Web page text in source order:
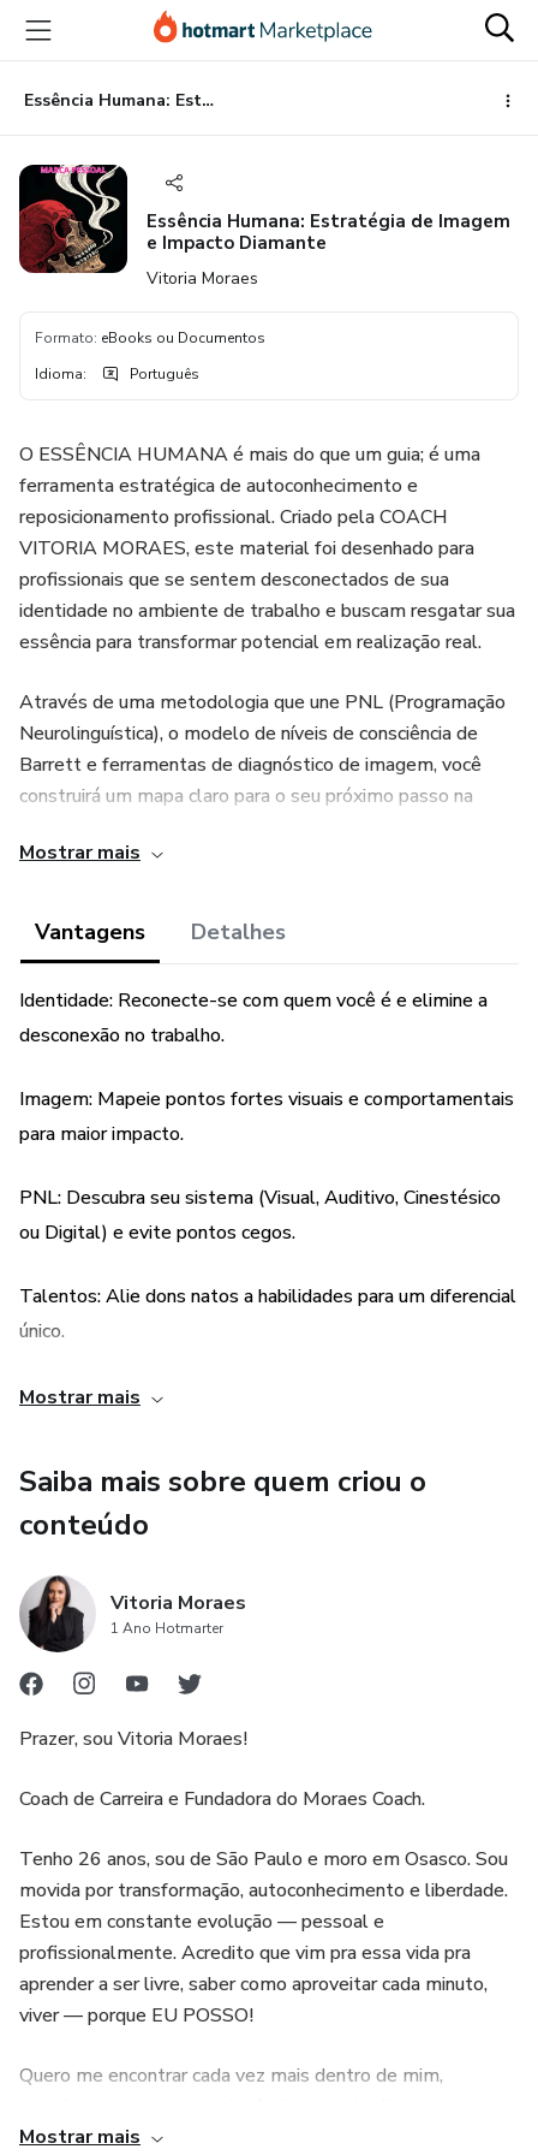
para
conteúdo
principal
para
pagamento
para
rodapé
Essência Humana: Estratégia de Imagem e Impacto Diamante
Essência Humana: Estratégia de Imagem
e Impacto Diamante
Vitoria Moraes
Formato: eBooks ou Documentos
Idioma: Português
O ESSÊNCIA HUMANA é mais do que um guia; é uma
ferramenta estratégica de autoconhecimento e
reposicionamento profissional. Criado pela COACH
VITORIA MORAES, este material foi desenhado para
profissionais que se sentem desconectados de sua
identidade no ambiente de trabalho e buscam resgatar sua
essência para transformar potencial em realização real.
Através de uma metodologia que une PNL (Programação
Neurolinguística), o modelo de níveis de consciência de
Barrett e ferramentas de diagnóstico de imagem, você
construirá um mapa claro para o seu próximo passo na
🔹Mapa de Imagem e Influência: Alinhamento de
🔹Comunicação com PNL: Identificação de sistemas
🔹Mapa de Talentos e Energia: Identificação de diferenciais
🔹Valores de Barrett: Alinhamento de propósito pessoal
Mostrar mais
Vantagens Detalhes
Identidade: Reconecte-se com quem você é e elimine a
desconexão no trabalho.
Imagem: Mapeie pontos fortes visuais e comportamentais
para maior impacto.
PNL: Descubra seu sistema (Visual, Auditivo, Cinestésico
ou Digital) e evite pontos cegos.
Talentos: Alie dons natos a habilidades para um diferencial
único.
Energia: Diagnóstico do que nutre ou drena sua força vital.
propósito.
Mostrar mais
Saiba mais sobre quem criou o
conteúdo
Vitoria Moraes
1 Ano Hotmarter
Prazer, sou Vitoria Moraes!
Coach de Carreira e Fundadora do Moraes Coach.
Tenho 26 anos, sou de São Paulo e moro em Osasco. Sou
movida por transformação, autoconhecimento e liberdade.
Estou em constante evolução — pessoal e
profissionalmente. Acredito que vim pra essa vida pra
aprender a ser livre, saber como aproveitar cada minuto,
viver — porque EU POSSO!
Quero me encontrar cada vez mais dentro de mim,
uma vida boa enquanto estiver viva. Uma vida com sentido,
Mostrar mais